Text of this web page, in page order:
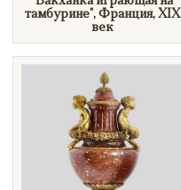
тамбурине", Франция, XIX
век